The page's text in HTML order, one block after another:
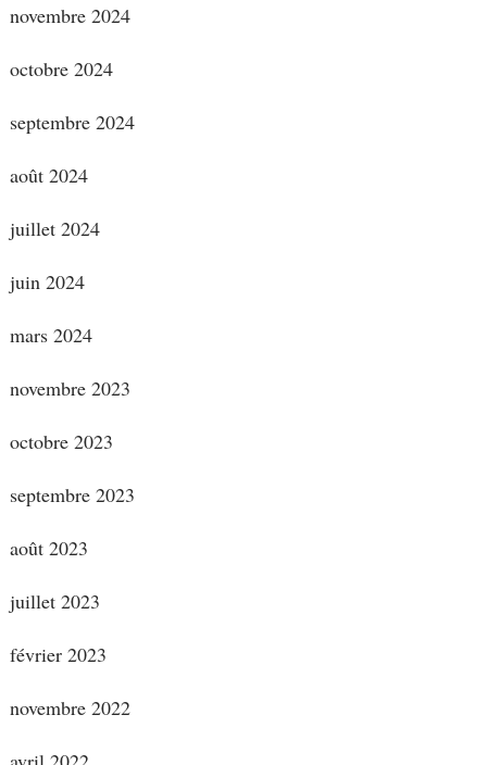
novembre 2024
octobre 2024
septembre 2024
août 2024
juillet 2024
juin 2024
mars 2024
novembre 2023
octobre 2023
septembre 2023
août 2023
juillet 2023
février 2023
novembre 2022